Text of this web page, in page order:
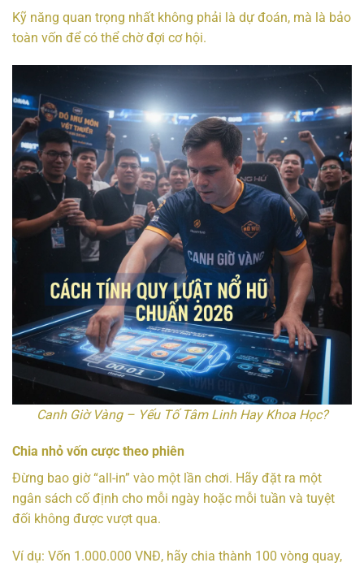
Kỹ năng quan trọng nhất không phải là dự đoán, mà là bảo
toàn vốn để có thể chờ đợi cơ hội.
Canh Giờ Vàng – Yếu Tố Tâm Linh Hay Khoa Học?
Chia nhỏ vốn cược theo phiên
Đừng bao giờ “all-in” vào một lần chơi. Hãy đặt ra một
ngân sách cố định cho mỗi ngày hoặc mỗi tuần và tuyệt
đối không được vượt qua.
Ví dụ: Vốn 1.000.000 VNĐ, hãy chia thành 100 vòng quay,